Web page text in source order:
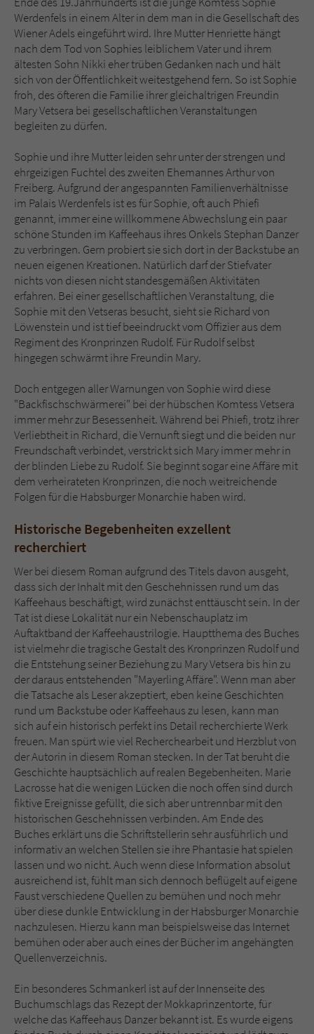
Werdenfels in einem Alter in dem man in die Gesellschaft des
Wiener Adels eingeführt wird. Ihre Mutter Henriette hängt
nach dem Tod von Sophies leiblichem Vater und ihrem
ältesten Sohn Nikki eher trüben Gedanken nach und hält
sich von der Öffentlichkeit weitestgehend fern. So ist Sophie
froh, des öfteren die Familie ihrer gleichaltrigen Freundin
Mary Vetsera bei gesellschaftlichen Veranstaltungen
begleiten zu dürfen.
Sophie und ihre Mutter leiden sehr unter der strengen und
ehrgeizigen Fuchtel des zweiten Ehemannes Arthur von
Freiberg. Aufgrund der angespannten Familienverhältnisse
im Palais Werdenfels ist es für Sophie, oft auch Phiefi
genannt, immer eine willkommene Abwechslung ein paar
schöne Stunden im Kaffeehaus ihres Onkels Stephan Danzer
zu verbringen. Gern probiert sie sich dort in der Backstube an
neuen eigenen Kreationen. Natürlich darf der Stiefvater
nichts von diesen nicht standesgemäßen Aktivitäten
erfahren. Bei einer gesellschaftlichen Veranstaltung, die
Sophie mit den Vetseras besucht, sieht sie Richard von
Löwenstein und ist tief beeindruckt vom Offizier aus dem
Regiment des Kronprinzen Rudolf. Für Rudolf selbst
hingegen schwärmt ihre Freundin Mary.
Doch entgegen aller Warnungen von Sophie wird diese
"Backfischschwärmerei" bei der hübschen Komtess Vetsera
immer mehr zur Besessenheit. Während bei Phiefi, trotz ihrer
Verliebtheit in Richard, die Vernunft siegt und die beiden nur
Freundschaft verbindet, verstrickt sich Mary immer mehr in
der blinden Liebe zu Rudolf. Sie beginnt sogar eine Affäre mit
dem verheirateten Kronprinzen, die noch weitreichende
Folgen für die Habsburger Monarchie haben wird.
Historische Begebenheiten exzellent
recherchiert
Wer bei diesem Roman aufgrund des Titels davon ausgeht,
dass sich der Inhalt mit den Geschehnissen rund um das
Kaffeehaus beschäftigt, wird zunächst enttäuscht sein. In der
Tat ist diese Lokalität nur ein Nebenschauplatz im
Auftaktband der Kaffeehaustrilogie. Hauptthema des Buches
ist vielmehr die tragische Gestalt des Kronprinzen Rudolf und
die Entstehung seiner Beziehung zu Mary Vetsera bis hin zu
der daraus entstehenden "Mayerling Affäre". Wenn man aber
die Tatsache als Leser akzeptiert, eben keine Geschichten
rund um Backstube oder Kaffeehaus zu lesen, kann man
sich auf ein historisch perfekt ins Detail recherchierte Werk
freuen. Man spürt wie viel Recherchearbeit und Herzblut von
der Autorin in diesem Roman stecken. In der Tat beruht die
Geschichte hauptsächlich auf realen Begebenheiten. Marie
Lacrosse hat die wenigen Lücken die noch offen sind durch
fiktive Ereignisse gefüllt, die sich aber untrennbar mit den
historischen Geschehnissen verbinden. Am Ende des
Buches erklärt uns die Schriftstellerin sehr ausführlich und
informativ an welchen Stellen sie ihre Phantasie hat spielen
lassen und wo nicht. Auch wenn diese Information absolut
ausreichend ist, fühlt man sich dennoch beflügelt auf eigene
Faust verschiedene Quellen zu bemühen und noch mehr
über diese dunkle Entwicklung in der Habsburger Monarchie
nachzulesen. Hierzu kann man beispielsweise das Internet
bemühen oder aber auch eines der Bücher im angehängten
Quellenverzeichnis.
Ein besonderes Schmankerl ist auf der Innenseite des
Buchumschlags das Rezept der Mokkaprinzentorte, für
welche das Kaffeehaus Danzer bekannt ist. Es wurde eigens
Sicherheitscode des Kontaktformulars zu
überprüfen.